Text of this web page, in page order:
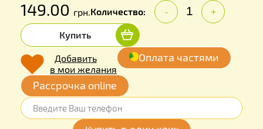
149.00 грн.Количество: - +
Купить
Добавить
в мои желания
Оплата частями
Рассрочка online